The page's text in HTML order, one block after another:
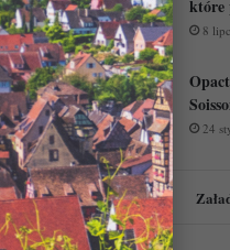
które
8
24